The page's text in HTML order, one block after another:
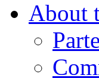
About